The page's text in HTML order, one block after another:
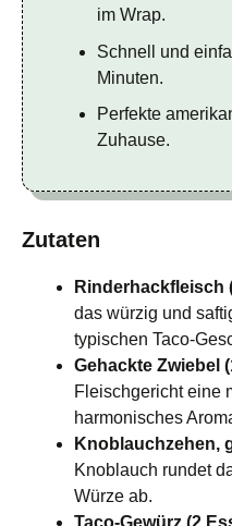
im Wrap.
Schnell und
Minuten.
Perfekte
Zuhause.
Zutaten
Rinderhackfleisch
das würzig und
typischen Taco-
Gehackte Zwiebel
Fleischgericht eine
harmonisches
Knoblauchzehen,
Knoblauch rundet
Würze ab.
Taco-Gewürz (2